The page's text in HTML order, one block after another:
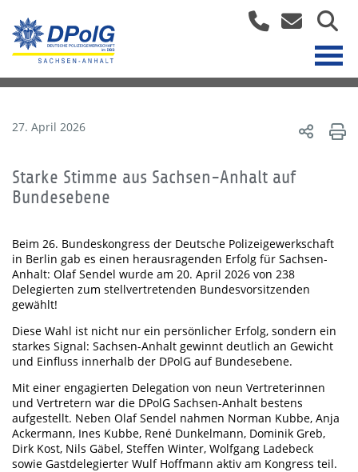
27. April 2026
Starke Stimme aus Sachsen-Anhalt auf
Bundesebene
Beim 26. Bundeskongress der Deutsche Polizeigewerkschaft
in Berlin gab es einen herausragenden Erfolg für Sachsen-
Anhalt: Olaf Sendel wurde am 20. April 2026 von 238
Delegierten zum stellvertretenden Bundesvorsitzenden
gewählt!
Diese Wahl ist nicht nur ein persönlicher Erfolg, sondern ein
starkes Signal: Sachsen-Anhalt gewinnt deutlich an Gewicht
und Einfluss innerhalb der DPolG auf Bundesebene.
Mit einer engagierten Delegation von neun Vertreterinnen
und Vertretern war die DPolG Sachsen-Anhalt bestens
aufgestellt. Neben Olaf Sendel nahmen Norman Kubbe, Anja
Ackermann, Ines Kubbe, René Dunkelmann, Dominik Greb,
Dirk Kost, Nils Gäbel, Steffen Winter, Wolfgang Ladebeck
sowie Gastdelegierter Wulf Hoffmann aktiv am Kongress teil.